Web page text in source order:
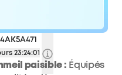
23:24:00
paisible : Équipés